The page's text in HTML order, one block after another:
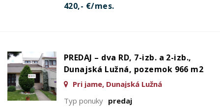
420,- €/mes.
PREDAJ – dva RD, 7-izb. a 2-izb.,
Dunajská Lužná, pozemok 966 m2
Pri jame, Dunajská Lužná
Typ ponuky predaj